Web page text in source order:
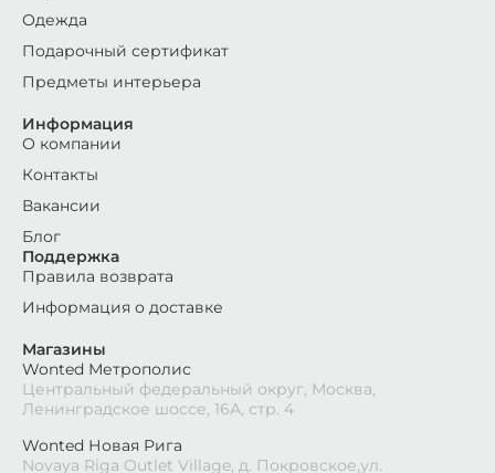
Магазины
Wonted Метрополис
Центральный федеральный округ, Москва,
Ленинградское шоссе, 16А, стр. 4
Wonted Новая Рига
Novaya Riga Outlet Village, д. Покровское,ул.
Одежда
Подарочный сертификат
Предметы интерьера
Информация
О компании
Контакты
Вакансии
Блог
Поддержка
Правила возврата
Информация о доставке